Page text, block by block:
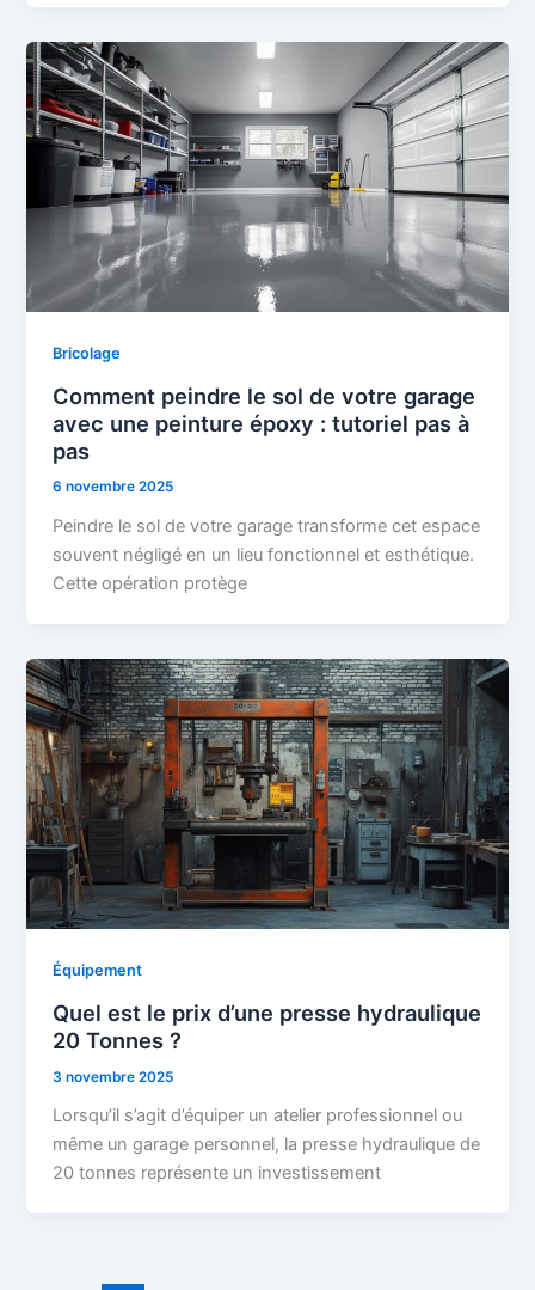
Bricolage
Comment peindre le sol de votre garage
avec une peinture époxy : tutoriel pas à
pas
6 novembre 2025
Peindre le sol de votre garage transforme cet espace
souvent négligé en un lieu fonctionnel et esthétique.
Cette opération protège
Équipement
Quel est le prix d’une presse hydraulique
20 Tonnes ?
3 novembre 2025
Lorsqu’il s’agit d’équiper un atelier professionnel ou
même un garage personnel, la presse hydraulique de
20 tonnes représente un investissement